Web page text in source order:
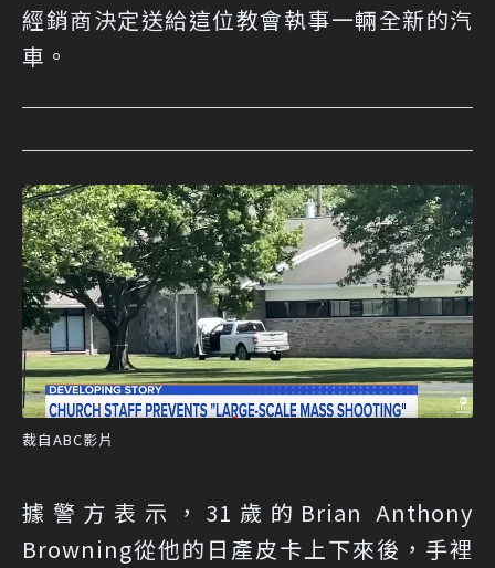
經銷商決定送給這位教會執事一輛全新的汽
車。
裁自ABC影片
據警方表示，31歲的Brian Anthony
Browning從他的日產皮卡上下來後，手裡